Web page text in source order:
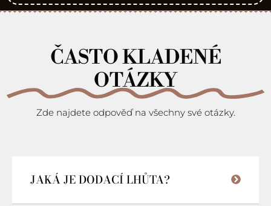
ČASTO KLADENÉ
OTÁZKY
Zde najdete odpověď na všechny své otázky.
JAKÁ JE DODACÍ LHŮTA?